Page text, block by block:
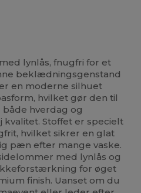
lynlås, fnugfri for et
beklædningsgenstand
en moderne silhuet
hvilket gør den til
hverdag og
Stoffet er specielt
hvilket sikrer en glat
pæn efter mange vaske.
med lynlås og
for øget
finish. Uanset om du